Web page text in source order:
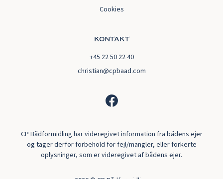
Cookies
kontakt
+45 22 50 22 40
christian@cpbaad.com
CP Bådformidling har videregivet information fra bådens ejer
og tager derfor forbehold for fejl/mangler, eller forkerte
oplysninger, som er videregivet af bådens ejer.